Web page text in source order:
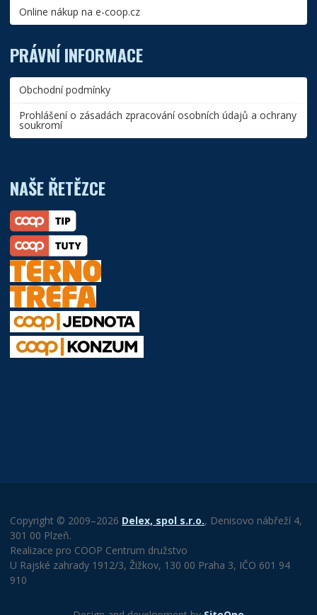
Online nákup na e-coop.cz
PRÁVNÍ INFORMACE
Obchodní podmínky
Prohlášení o zásadách zpracování osobních údajů a ochrany
soukromí
NAŠE ŘETĚZCE
Copyright © 2009–2026 Delex, spol s.r.o., Denisovo nábřeží 4,
301 00 Plzeň.
Realizace pro COOP Centrum družstvo
U Rajské zahrady 1912/3, Žižkov, 130 00 Praha 3, IČO 601 94
910